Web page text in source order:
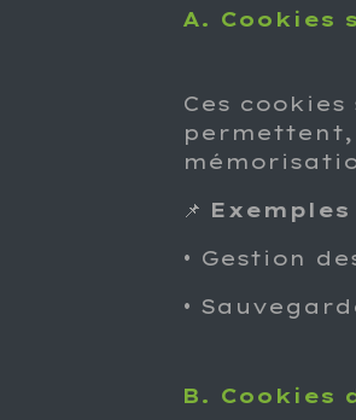
A. Cookies
Ces cookies
permettent,
📌
• Gestion
•
B. Cookies